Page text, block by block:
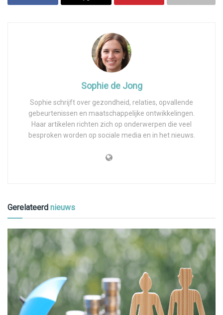
Sophie de Jong
Sophie schrijft over gezondheid, relaties, opvallende
gebeurtenissen en maatschappelijke ontwikkelingen.
Haar artikelen richten zich op onderwerpen die veel
besproken worden op sociale media en in het nieuws.
Gerelateerd nieuws